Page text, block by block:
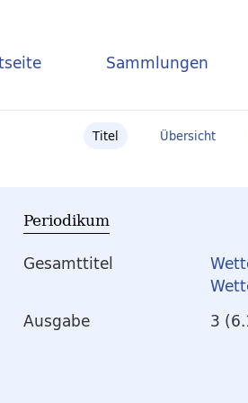
Sammlungen
Titel Übersicht
Periodikum
Gesamttitel
Ausgabe
3